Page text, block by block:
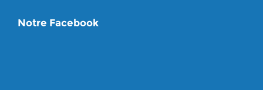
Notre Facebook